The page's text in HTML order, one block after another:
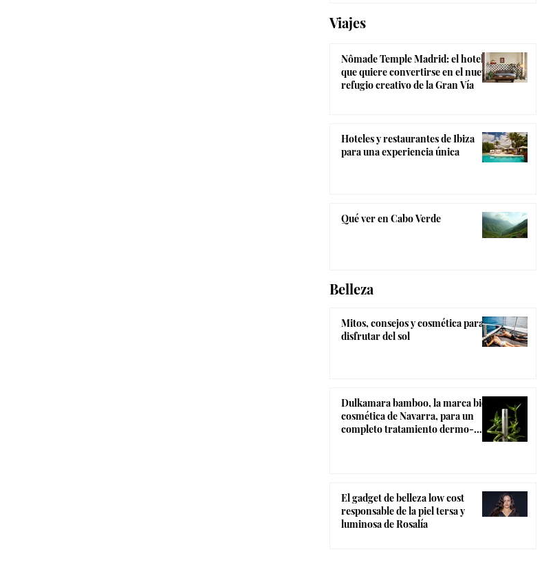
Viajes
Nômade Temple Madrid: el hotel
que quiere convertirse en el nuevo
refugio creativo de la Gran Vía
Hoteles y restaurantes de Ibiza
para una experiencia única
Qué ver en Cabo Verde
Belleza
Mitos, consejos y cosmética para
disfrutar del sol
Dulkamara bamboo, la marca bio-
cosmética de Navarra, para un
completo tratamiento dermo-
El gadget de belleza low cost
responsable de la piel tersa y
luminosa de Rosalía